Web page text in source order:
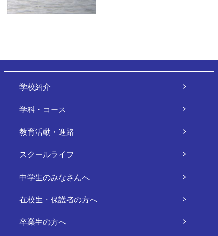
学校紹介
学科・コース
教育活動・進路
スクールライフ
中学生のみなさんへ
在校生・保護者の方へ
卒業生の方へ